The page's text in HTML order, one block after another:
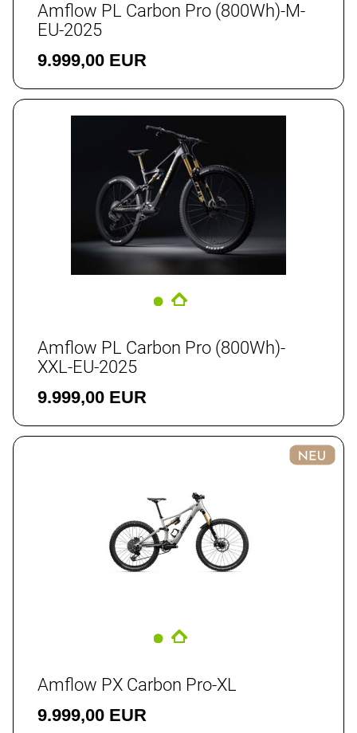
Amflow PL Carbon Pro (800Wh)-M-
EU-2025
9.999,00 EUR
Amflow PL Carbon Pro (800Wh)-
XXL-EU-2025
9.999,00 EUR
Amflow PX Carbon Pro-XL
9.999,00 EUR